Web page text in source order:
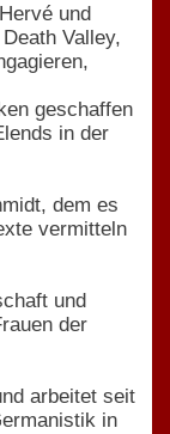
und
Valley,
geschaffen
in der
dem es
vermitteln
und
der
arbeitet seit
in